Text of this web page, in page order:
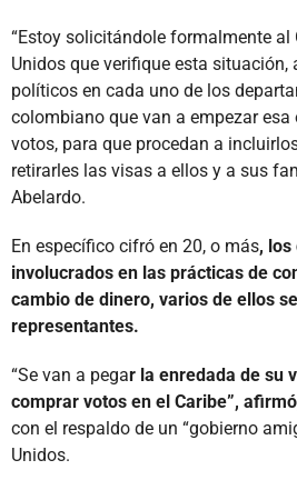
“Estoy solicitándole formalmente al
Unidos que verifique esta
políticos en cada uno de los
colombiano que van a empezar
votos, para que procedan a
retirarles las visas a ellos y a sus
Abelardo.
En específico cifró en 20, o más,
involucrados en las prácticas de
cambio de dinero, varios de ellos
representantes.
“Se van a pegar la enredada de su
comprar votos en el Caribe”,
con el respaldo de un “gobierno
Unidos.